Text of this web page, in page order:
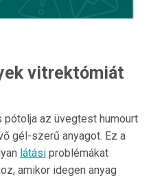
vitrektómiát
az üvegtest humourt
gél-szerű anyagot. Ez a
látásiproblémákat
amikor idegen anyag